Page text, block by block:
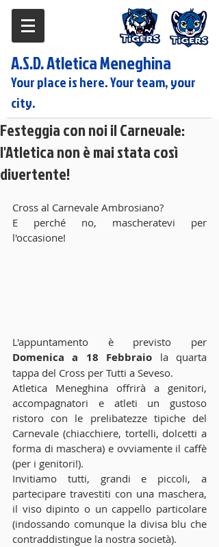
A.S.D. Atletica Meneghina
Your place is here. Your team, your
city.
Festeggia con noi il Carnevale:
l'Atletica non è mai stata così
divertente!
Cross al Carnevale Ambrosiano?
E perché no, mascheratevi per
l'occasione!
Domenica a 18 Febbraio la quarta
tappa del Cross per Tutti a Seveso.
Atletica Meneghina offrirà a genitori,
accompagnatori e atleti un gustoso
ristoro con le prelibatezze tipiche del
Carnevale (chiacchiere, tortelli, dolcetti a
forma di maschera) e ovviamente il caffè
(per i genitori!).
Invitiamo tutti, grandi e piccoli, a
partecipare travestiti con una maschera,
il viso dipinto o un cappello particolare
(indossando comunque la divisa blu che
contraddistingue la nostra società).